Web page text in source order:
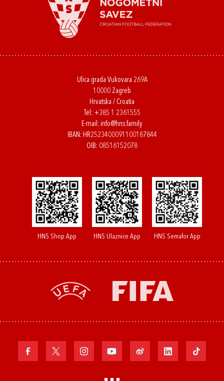
Ulica grada Vukovara 269A
10000 Zagreb
Hrvatska / Croatia
Tel: +385 1 2361555
E-mail: info@hns.family
IBAN: HR2523400091100187844
OIB: 08516152078
HNS Shop App HNS Ulaznice App HNS Semafor App